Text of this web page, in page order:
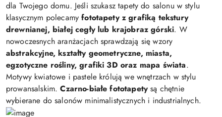
dla Twojego domu. Jeśli szukasz tapety do salonu w stylu
klasycznym polecamyfototapety z grafiką tekstury
drewnianej, białej cegły lub krajobraz górski. W
nowoczesnych aranżacjach sprawdzają się wzory
abstrakcyjne, kształty geometryczne, miasta,
egzotyczne rośliny, grafiki 3D oraz mapa świata.
Motywy kwiatowe i pastele królują we wnętrzach w stylu
prowansalskim.Czarno-białe fototapetysą chętnie
wybierane do salonów minimalistycznych i industrialnych.